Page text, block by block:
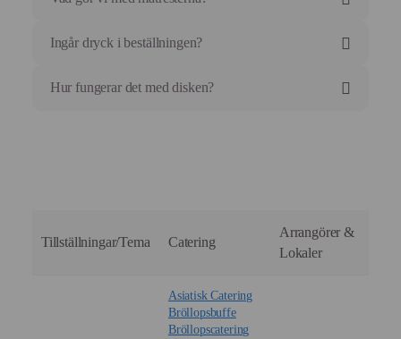
Ingår dryck i beställningen?
Hur fungerar det med disken?
Tillställningar/Tema Catering
Arrangörer &
Lokaler
Asiatisk Catering
Bröllopsbuffe
Bröllopscatering